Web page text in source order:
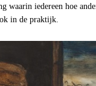
waarin iedereen hoe
in de praktijk.